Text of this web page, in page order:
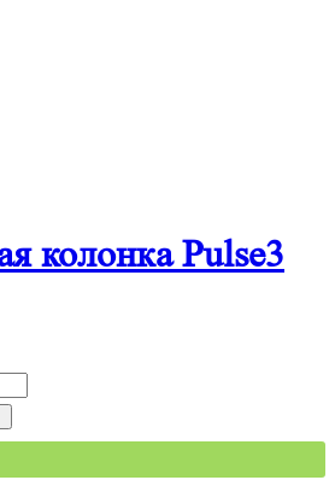
колонка Pulse3